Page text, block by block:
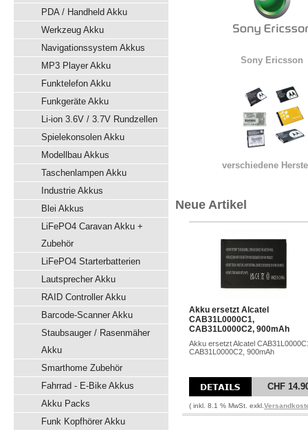
PDA / Handheld Akku
Werkzeug Akku
Navigationssystem Akkus
MP3 Player Akku
Funktelefon Akku
Funkgeräte Akku
Li-ion 3.6V / 3.7V Rundzellen
Spielekonsolen Akku
Modellbau Akkus
Taschenlampen Akku
Industrie Akkus
Blei Akkus
LiFePO4 Caravan Akku +
Zubehör
LiFePO4 Starterbatterien
Lautsprecher Akku
RAID Controller Akku
Barcode-Scanner Akku
Staubsauger / Rasenmäher
Akku
Smarthome Zubehör
Fahrrad - E-Bike Akkus
Akku Packs
Funk Kopfhörer Akku
Sony Ericsson
verschiedene
Neue Artikel
Akku ersetzt Alcatel
CAB31L0000C1,
CAB31L0000C2, 900mAh
Akku ersetzt Alcatel
CAB31L0000C2, 900mAh
CHF
( inkl. 8.1 % MwSt. exkl.